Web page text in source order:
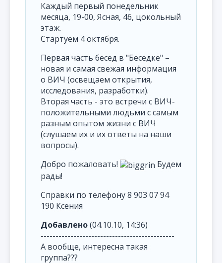
Каждый первый понедельник
месяца, 19-00, Ясная, 46, цокольный
этаж.
Стартуем 4 октября.
Первая часть бесед в "Беседке" –
новая и самая свежая информация
о ВИЧ (освещаем открытия,
исследования, разработки).
Вторая часть - это встречи с ВИЧ-
положительными людьми с самым
разным опытом жизни с ВИЧ
(слушаем их и их ответы на наши
вопросы).
Добро пожаловать!
Будем
рады!
Справки по телефону 8 903 07 94
190 Ксения
Добавлено(04.10.10, 14:36)
---------------------------------------------
А вообще, интересна такая
группа???